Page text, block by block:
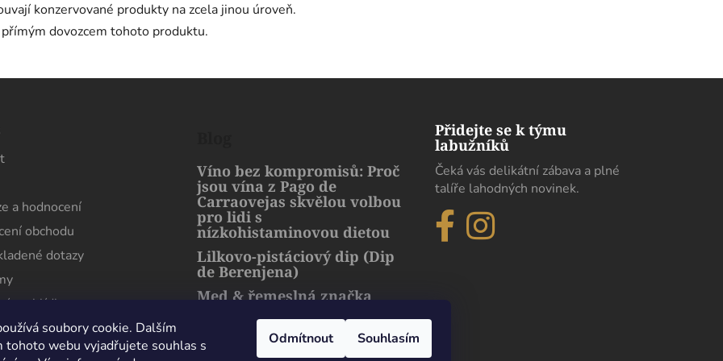
soubory cookie. Dalším
tohoto webu vyjadřujete souhlas s
Odmítnout Souhlasím
konzervované produkty na zcela jinou úroveň.
dovozcem tohoto produktu.
a hodnocení
obchodu
dotazy
prohlídka
Víno bez kompromisů: Proč
jsou vína z Pago de
Carraovejas skvělou volbou
pro lidi s
nízkohistaminovou dietou
Lilkovo-pistáciový dip (Dip
de Berenjena)
Med & řemeslná značka
harmonie přírody a luxusu
Přidejte se k týmu
labužníků
Čeká vás delikátní zábava a plné
talíře lahodných novinek.